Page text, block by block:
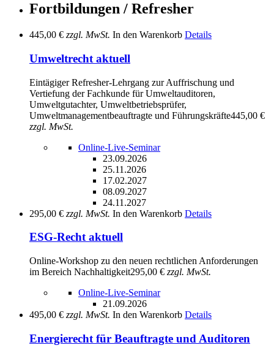
Fortbildungen / Refresher
445,00 € zzgl. MwSt. In den Warenkorb Details
Umweltrecht aktuell
Eintägiger Refresher-Lehrgang zur Auffrischung und
Vertiefung der Fachkunde für Umweltauditoren,
Umweltgutachter, Umweltbetriebsprüfer,
Umweltmanagementbeauftragte und Führungskräfte445,00 €
zzgl. MwSt.
Online-Live-Seminar
23.09.2026
25.11.2026
17.02.2027
08.09.2027
24.11.2027
295,00 € zzgl. MwSt. In den Warenkorb Details
ESG-Recht aktuell
Online-Workshop zu den neuen rechtlichen Anforderungen
im Bereich Nachhaltigkeit295,00 € zzgl. MwSt.
Online-Live-Seminar
21.09.2026
495,00 € zzgl. MwSt. In den Warenkorb Details
Energierecht für Beauftragte und Auditoren